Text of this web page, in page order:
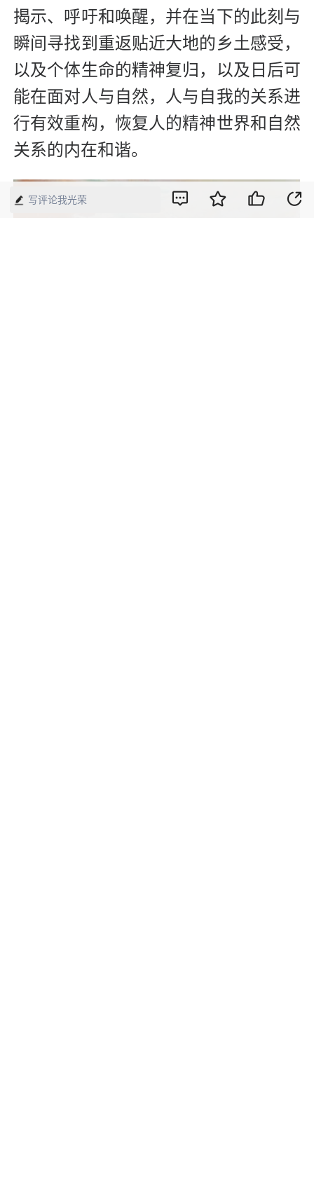
揭示、呼吁和唤醒，并在当下的此刻与
瞬间寻找到重返贴近大地的乡土感受，
以及个体生命的精神复归，以及日后可
能在面对人与自然，人与自我的关系进
行有效重构，恢复人的精神世界和自然
关系的内在和谐。
写评论我光荣